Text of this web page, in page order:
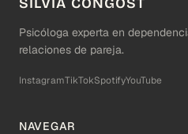
Psicóloga experta en
relaciones de pareja.
InstagramTikTokSpotifyYouTube
NAVEGAR